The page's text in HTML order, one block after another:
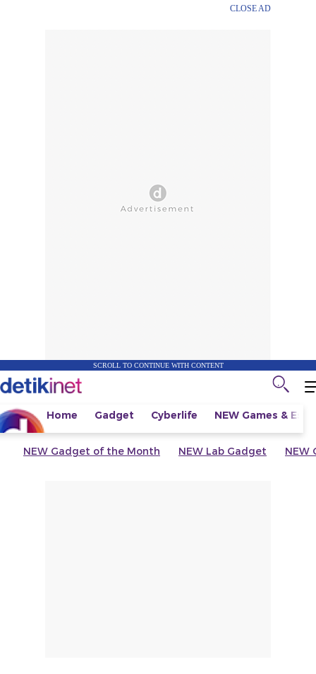
CLOSE AD
SCROLL TO CONTINUE WITH CONTENT
Home Gadget Cyberlife NEW Games &
NEW Gadget of the Month NEW Lab Gadget NEW